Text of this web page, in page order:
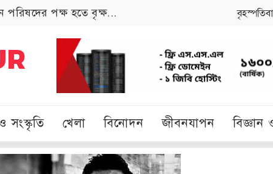
পক্ষ হতে বৃক্ষ...
সংস্কৃতি খেলা বিনোদন জীবনযাপন বিজ্ঞান